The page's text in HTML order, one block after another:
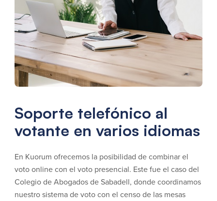
Soporte telefónico al
votante en varios idiomas
En Kuorum ofrecemos la posibilidad de combinar el
voto online con el voto presencial. Este fue el caso del
Colegio de Abogados de Sabadell, donde coordinamos
nuestro sistema de voto con el censo de las mesas